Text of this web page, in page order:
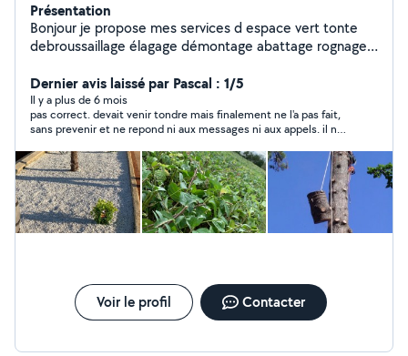
Présentation
Bonjour je propose mes services d espace vert tonte
debroussaillage élagage démontage abattage rognage
Dernier avis laissé par Pascal : 1/5
Il y a plus de 6 mois
pas correct. devait venir tondre mais finalement ne l'a pas fait,
sans prevenir et ne repond ni aux messages ni aux appels. il ne
Voir le profil Contacter